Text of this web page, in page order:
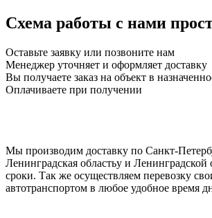
Схема работы с нами
Оставьте заявку или позвоните нам
Менеджер уточняет и оформляет доставку
Вы получаете заказ на объект в
Оплачиваете при получении
Мы производим доставку по Санкт-
Ленинградская областьу и Ленинградской
сроки. Так же осуществляем перевозку
автотранспортом в любое удобное время